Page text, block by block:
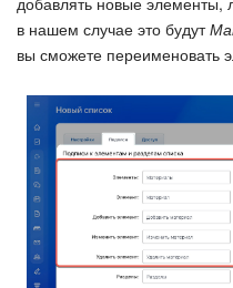
Изменения в
в нашем случае это будут
вы сможете переименовать